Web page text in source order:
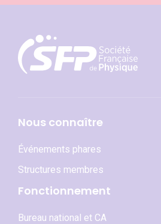
Nous connaître
Événements phares
Structures membres
Fonctionnement
Bureau national et CA